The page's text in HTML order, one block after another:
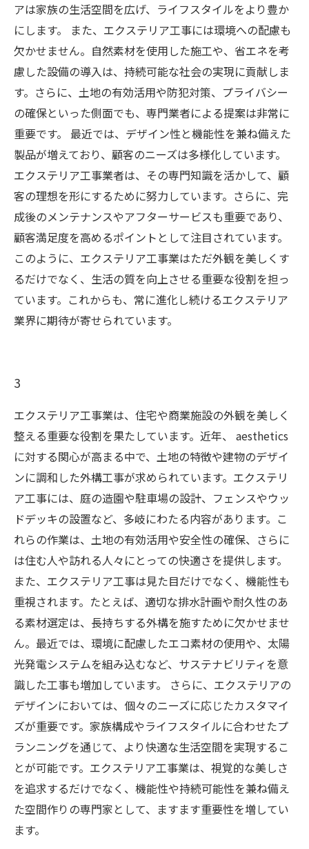
アは家族の生活空間を広げ、ライフスタイルをより豊か
にします。 また、エクステリア工事には環境への配慮も
欠かせません。自然素材を使用した施工や、省エネを考
慮した設備の導入は、持続可能な社会の実現に貢献しま
す。さらに、土地の有効活用や防犯対策、プライバシー
の確保といった側面でも、専門業者による提案は非常に
重要です。 最近では、デザイン性と機能性を兼ね備えた
製品が増えており、顧客のニーズは多様化しています。
エクステリア工事業者は、その専門知識を活かして、顧
客の理想を形にするために努力しています。さらに、完
成後のメンテナンスやアフターサービスも重要であり、
顧客満足度を高めるポイントとして注目されています。
このように、エクステリア工事業はただ外観を美しくす
るだけでなく、生活の質を向上させる重要な役割を担っ
ています。これからも、常に進化し続けるエクステリア
業界に期待が寄せられています。
3
エクステリア工事業は、住宅や商業施設の外観を美しく
整える重要な役割を果たしています。近年、 aesthetics
に対する関心が高まる中で、土地の特徴や建物のデザイ
ンに調和した外構工事が求められています。エクステリ
ア工事には、庭の造園や駐車場の設計、フェンスやウッ
ドデッキの設置など、多岐にわたる内容があります。こ
れらの作業は、土地の有効活用や安全性の確保、さらに
は住む人や訪れる人々にとっての快適さを提供します。
また、エクステリア工事は見た目だけでなく、機能性も
重視されます。たとえば、適切な排水計画や耐久性のあ
る素材選定は、長持ちする外構を施すために欠かせませ
ん。最近では、環境に配慮したエコ素材の使用や、太陽
光発電システムを組み込むなど、サステナビリティを意
識した工事も増加しています。 さらに、エクステリアの
デザインにおいては、個々のニーズに応じたカスタマイ
ズが重要です。家族構成やライフスタイルに合わせたプ
ランニングを通じて、より快適な生活空間を実現するこ
とが可能です。エクステリア工事業は、視覚的な美しさ
を追求するだけでなく、機能性や持続可能性を兼ね備え
た空間作りの専門家として、ますます重要性を増してい
ます。